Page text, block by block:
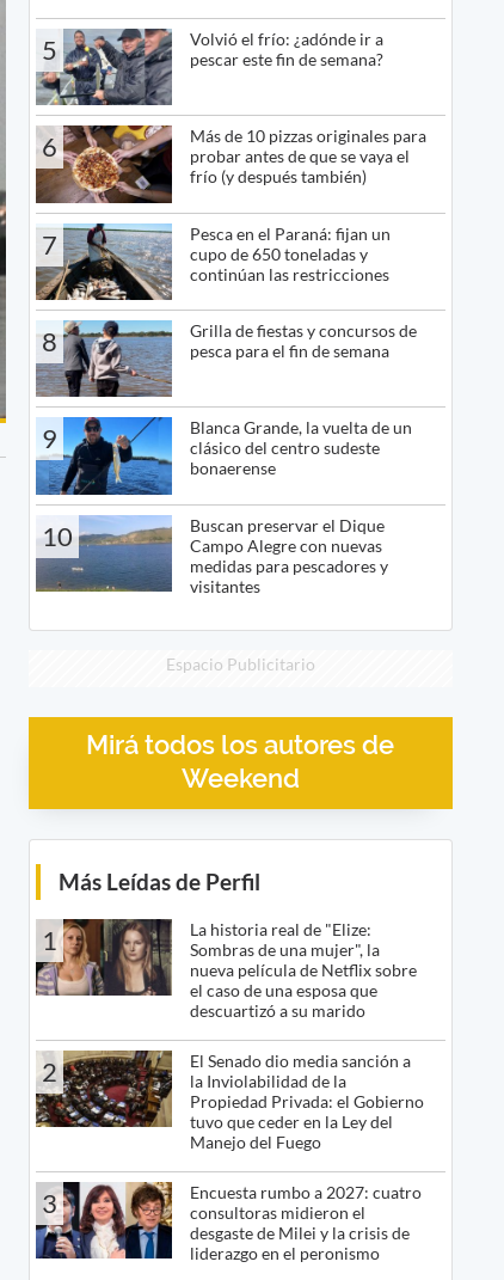
5
Volvió el frío: ¿adónde ir a
pescar este fin de semana?
6
Más de 10 pizzas originales para
probar antes de que se vaya el
frío (y después también)
7
Pesca en el Paraná: fijan un
cupo de 650 toneladas y
continúan las restricciones
8
Grilla de fiestas y concursos de
pesca para el fin de semana
9
Blanca Grande, la vuelta de un
clásico del centro sudeste
bonaerense
10
Buscan preservar el Dique
Campo Alegre con nuevas
medidas para pescadores y
visitantes
Espacio Publicitario
Mirá todos los autores de
Weekend
Más Leídas de Perfil
1
La historia real de "Elize:
Sombras de una mujer", la
nueva película de Netflix sobre
el caso de una esposa que
descuartizó a su marido
2
El Senado dio media sanción a
la Inviolabilidad de la
Propiedad Privada: el Gobierno
tuvo que ceder en la Ley del
Manejo del Fuego
3
Encuesta rumbo a 2027: cuatro
consultoras midieron el
desgaste de Milei y la crisis de
liderazgo en el peronismo